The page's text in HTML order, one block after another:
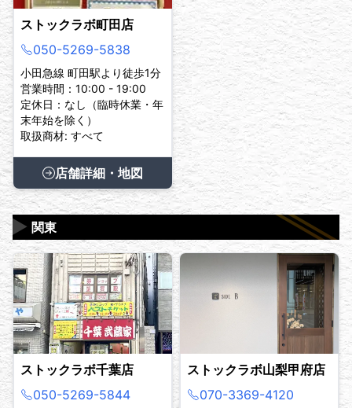
ストックラボ町田店
050-5269-5838
小田急線 町田駅より徒歩1分
営業時間：10:00 - 19:00
定休日：なし（臨時休業・年
末年始を除く）
取扱商材: すべて
店舗詳細・地図
関東
▶
ストックラボ千葉店
050-5269-5844
ストックラボ山梨甲府店
070-3369-4120